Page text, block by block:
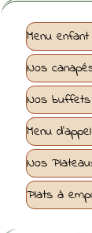
Menu enfant
Nos
Nos
Menu d'appel
Nos
Plats à